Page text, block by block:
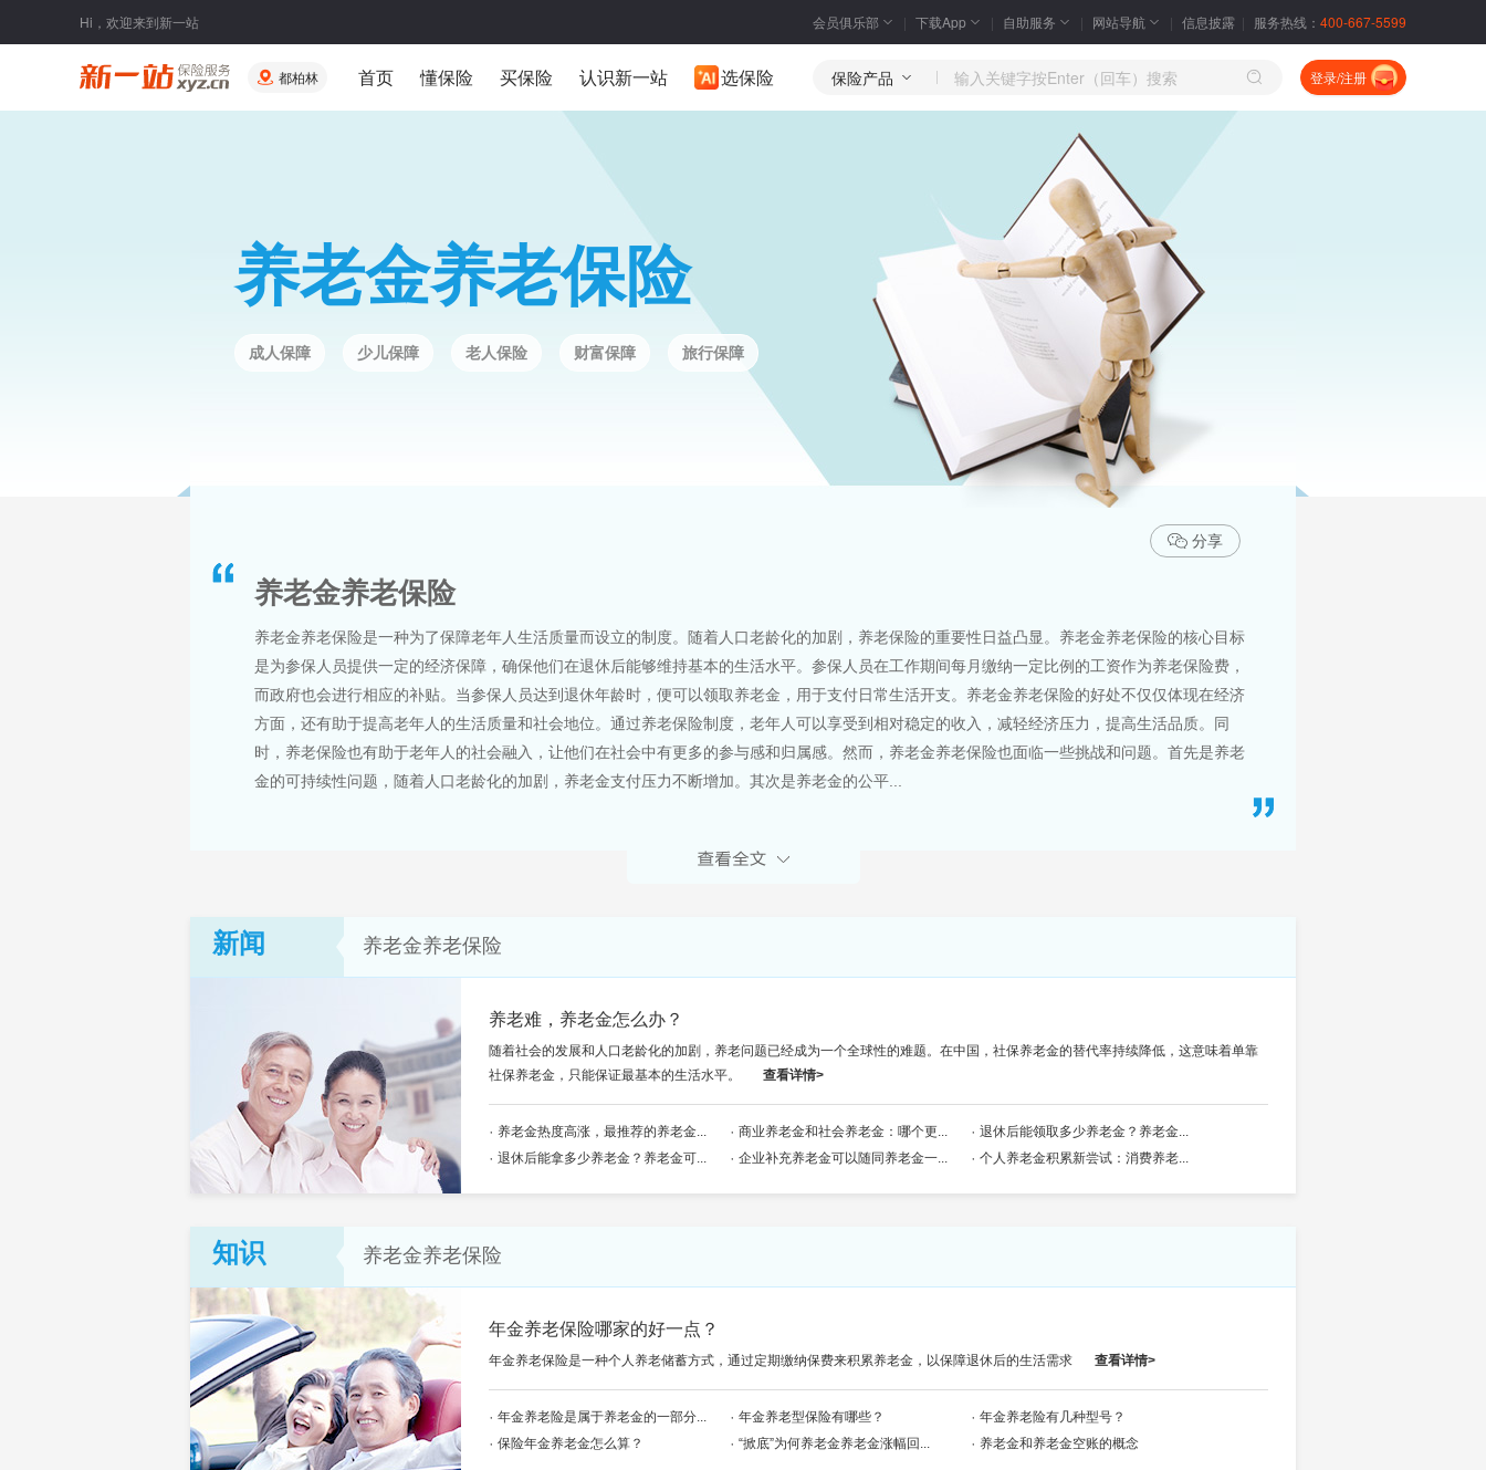
Hi，欢迎来到新一站 会员俱乐部 下载App 自助服务 网站导航 信息披露 服务热线： 400-667-5599
都柏林 首页 懂保险 买保险 认识新一站 选保险 保险产品 登录/注册
养老金养老保险
成人保障 少儿保障 老人保险 财富保障 旅行保障
分享
养老金养老保险
养老金养老保险是一种为了保障老年人生活质量而设立的制度。随着人口老龄化的加剧，养老保险的重要性日益凸显。养老金养老保险的核心目标
是为参保人员提供一定的经济保障，确保他们在退休后能够维持基本的生活水平。参保人员在工作期间每月缴纳一定比例的工资作为养老保险费，
而政府也会进行相应的补贴。当参保人员达到退休年龄时，便可以领取养老金，用于支付日常生活开支。养老金养老保险的好处不仅仅体现在经济
方面，还有助于提高老年人的生活质量和社会地位。通过养老保险制度，老年人可以享受到相对稳定的收入，减轻经济压力，提高生活品质。同
时，养老保险也有助于老年人的社会融入，让他们在社会中有更多的参与感和归属感。然而，养老金养老保险也面临一些挑战和问题。首先是养老
金的可持续性问题，随着人口老龄化的加剧，养老金支付压力不断增加。其次是养老金的公平...
新闻 养老金养老保险
养老难，养老金怎么办？
随着社会的发展和人口老龄化的加剧，养老问题已经成为一个全球性的难题。在中国，社保养老金的替代率持续降低，这意味着单靠
社保养老金，只能保证最基本的生活水平。
查看详情>
养老金热度高涨，最推荐的养老金... 商业养老金和社会养老金：哪个更...
退休后能领取多少养老金？养老金...
退休后能拿多少养老金？养老金可...
企业补充养老金可以随同养老金一... 个人养老金积累新尝试：消费养老...
知识 养老金养老保险
年金养老保险哪家的好一点？
年金养老保险是一种个人养老储蓄方式，通过定期缴纳保费来积累养老金，以保障退休后的生活需求 查看详情>
年金养老险是属于养老金的一部分... 年金养老型保险有哪些？
年金养老险有几种型号？
保险年金养老金怎么算？
“掀底”为何养老金养老金涨幅回... 养老金和养老金空账的概念